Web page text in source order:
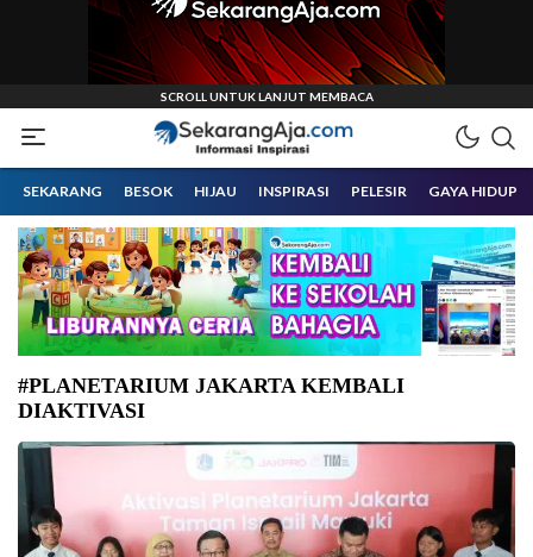
Sekarangaja
Informasi Inspirasi Malang Raya
SEKARANG BESOK HIJAU INSPIRASI PELESIR GAYA HIDUP
#PLANETARIUM JAKARTA KEMBALI
DIAKTIVASI
Gubernur DKI Jakarta Pramono Anung meresmikan aktivasi kembali
Planetarium di TIM, Jakarta Pusat. (Foto: Reza Pratama Putra-
beritajakarta.id)